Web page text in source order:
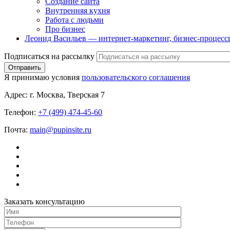
Внутренняя кухня
Работа с людьми
Про бизнес
Леонид Васильев — интернет-маркетинг, бизнес-
Подписаться на рассылку
Я принимаю условия пользовательского соглашения
Адрес: г. Москва, Тверская 7
Телефон: +7 (499) 474-45-60
Почта: main@pupinsite.ru
Заказать консультацию